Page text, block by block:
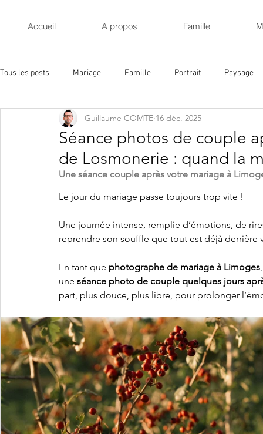
Accueil A propos Famille
Tous les posts Mariage Famille Portrait Paysage
Séance photos de couple
de Losmonerie : quand la
Guillaume COMTE 16 déc. 2025
Une séance couple après votre mariage à
Le jour du mariage passe toujours trop vite !
Une journée intense, remplie d’émotions, de
reprendre son souffle que tout est déjà derrière
En tant que photographe de mariage à Limoges
une séance photo de couple quelques jours
part, plus douce, plus libre, pour prolonger